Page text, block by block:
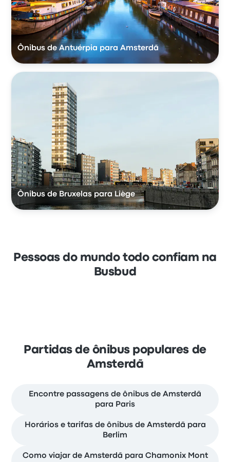
Ônibus de Antuérpia para Amsterdã
Ônibus de Bruxelas para Liège
Pessoas do mundo todo confiam na
Busbud
Partidas de ônibus populares de
Amsterdã
Encontre passagens de ônibus de Amsterdã
para Paris
Horários e tarifas de ônibus de Amsterdã para
Berlim
Como viajar de Amsterdã para Chamonix Mont